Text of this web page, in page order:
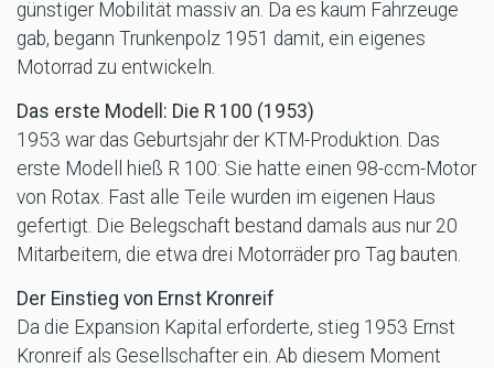
günstiger Mobilität massiv an. Da es kaum Fahrzeuge
gab, begann Trunkenpolz 1951 damit, ein eigenes
Motorrad zu entwickeln.
Das erste Modell: Die R 100 (1953)
1953 war das Geburtsjahr der KTM-Produktion. Das
erste Modell hieß R 100: Sie hatte einen 98-ccm-Motor
von Rotax. Fast alle Teile wurden im eigenen Haus
gefertigt. Die Belegschaft bestand damals aus nur 20
Mitarbeitern, die etwa drei Motorräder pro Tag bauten.
Der Einstieg von Ernst Kronreif
Da die Expansion Kapital erforderte, stieg 1953 Ernst
Kronreif als Gesellschafter ein. Ab diesem Moment